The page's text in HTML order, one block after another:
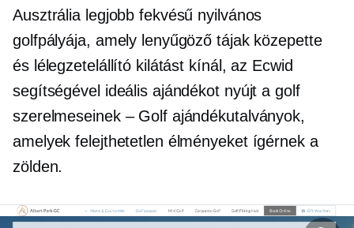
Ausztrália legjobb fekvésű nyilvános
golfpályája, amely lenyűgöző tájak közepette
és lélegzetelállító kilátást kínál, az Ecwid
segítségével ideális ajándékot nyújt a golf
szerelmeseinek – Golf ajándékutalványok,
amelyek felejthetetlen élményeket ígérnek a
zölden.